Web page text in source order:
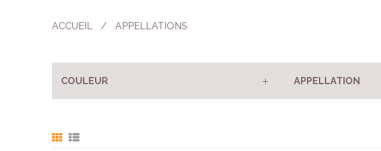
ACCUEIL / APPELLATIONS
COULEUR APPELLATION